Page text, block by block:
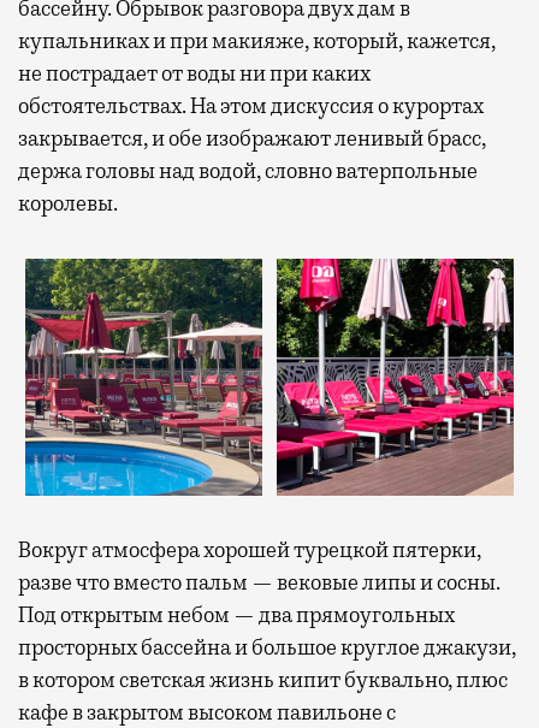
бассейну. Обрывок разговора двух дам в
купальниках и при макияже, который, кажется,
не пострадает от воды ни при каких
обстоятельствах. На этом дискуссия о курортах
закрывается, и обе изображают ленивый брасс,
держа головы над водой, словно ватерпольные
королевы.
Вокруг атмосфера хорошей турецкой пятерки,
разве что вместо пальм — вековые липы и сосны.
Под открытым небом — два прямоугольных
просторных бассейна и большое круглое джакузи,
в котором светская жизнь кипит буквально, плюс
кафе в закрытом высоком павильоне с